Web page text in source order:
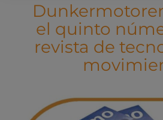
el quinto
revista de